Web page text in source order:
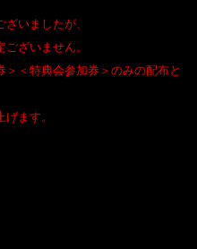
いましたが、
ざいません。
＜特典会参加券＞のみの配布と
ます。